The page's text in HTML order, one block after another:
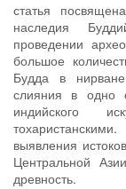
статья
наследия
проведении
большое
Будда в
слияния в одно
индийского
выявления
Центральной
древность.